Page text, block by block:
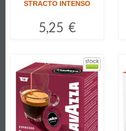
STRACTO INTENSO
5,25 €